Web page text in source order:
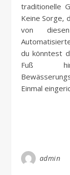
traditionelle
Keine Sorge,
von
du könntest
Fuß
Einmal
admin